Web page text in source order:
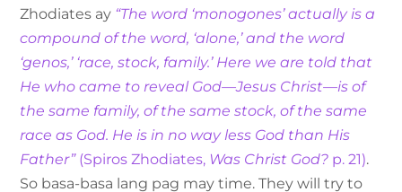
Zhodiates ay “The word ‘monogones’ actually is a
compound of the word, ‘alone,’ and the word
‘genos,’ ‘race, stock, family.’ Here we are told that
He who came to reveal God—Jesus Christ—is of
the same family, of the same stock, of the same
race as God. He is in no way less God than His
Father”(Spiros Zhodiates, Was Christ God? p. 21).
So basa-basa lang pag may time. They will try to